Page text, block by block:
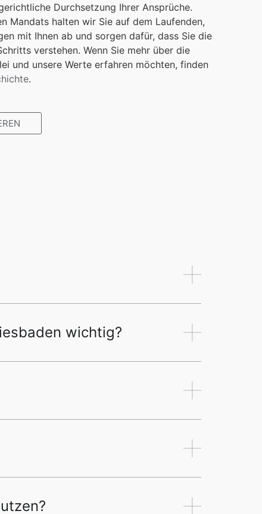
Durchsetzung Ihrer Ansprüche.
Mandats halten wir Sie auf dem Laufenden,
mit Ihnen ab und sorgen dafür, dass Sie die
verstehen. Wenn Sie mehr über die
und unsere Werte erfahren möchten, finden
.
wichtig?